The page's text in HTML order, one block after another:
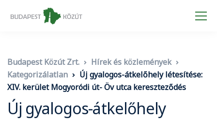
Budapest Közút Zrt.
Hírek és közlemények
Kategorizálatlan
Új gyalogos-átkelőhely létesítése:
XIV. kerület Mogyoródi út- Öv utca kereszteződés
Új gyalogos-átkelőhely